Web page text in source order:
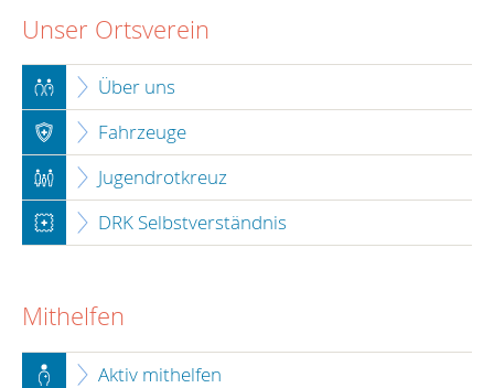
Unser Ortsverein
Über uns
Fahrzeuge
Jugendrotkreuz
DRK Selbstverständnis
Mithelfen
Aktiv mithelfen